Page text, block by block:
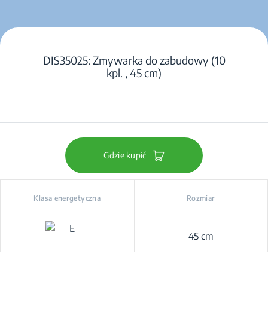
DIS35025: Zmywarka do zabudowy (10
kpl. , 45 cm)
Gdzie kupić
Klasa energetyczna Rozmiar
45 cm